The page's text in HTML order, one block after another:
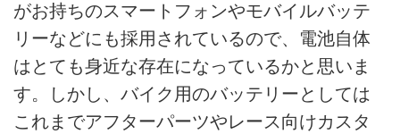
がお持ちのスマートフォンやモバイルバッテ
リーなどにも採用されているので、電池自体
はとても身近な存在になっているかと思いま
す。しかし、バイク用のバッテリーとしては
これまでアフターパーツやレース向けカスタ